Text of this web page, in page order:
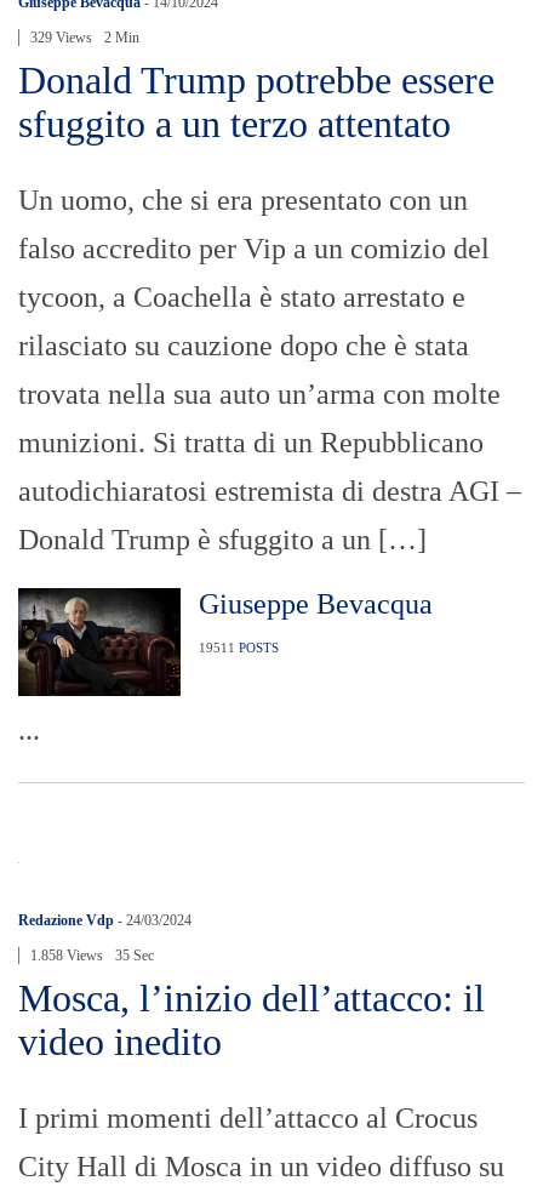
329 Views 2 Min
Donald Trump potrebbe essere
sfuggito a un terzo attentato
Un uomo, che si era presentato con un
falso accredito per Vip a un comizio del
tycoon, a Coachella è stato arrestato e
rilasciato su cauzione dopo che è stata
trovata nella sua auto un’arma con molte
munizioni. Si tratta di un Repubblicano
autodichiaratosi estremista di destra AGI –
Donald Trump è sfuggito a un […]
Giuseppe Bevacqua
19511 POSTS
...
Redazione Vdp - 24/03/2024
1.858 Views 35 Sec
Mosca, l’inizio dell’attacco: il
video inedito
I primi momenti dell’attacco al Crocus
City Hall di Mosca in un video diffuso su